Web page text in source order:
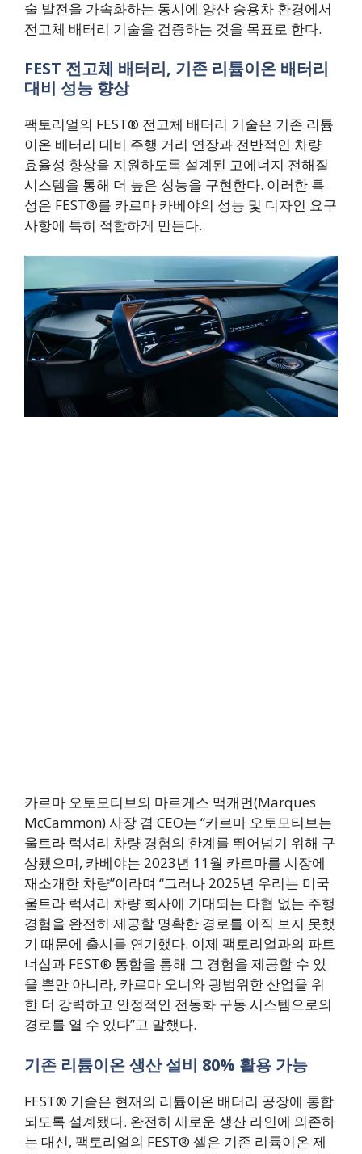
술 발전을 가속화하는 동시에 양산 승용차 환경에서
전고체 배터리 기술을 검증하는 것을 목표로 한다.
FEST 전고체 배터리, 기존 리튬이온 배터리
대비 성능 향상
팩토리얼의 FEST® 전고체 배터리 기술은 기존 리튬
이온 배터리 대비 주행 거리 연장과 전반적인 차량
효율성 향상을 지원하도록 설계된 고에너지 전해질
시스템을 통해 더 높은 성능을 구현한다. 이러한 특
성은 FEST®를 카르마 카베야의 성능 및 디자인 요구
사항에 특히 적합하게 만든다.
카르마 오토모티브의 마르케스 맥캐먼(Marques
McCammon) 사장 겸 CEO는 “카르마 오토모티브는
울트라 럭셔리 차량 경험의 한계를 뛰어넘기 위해 구
상됐으며, 카베야는 2023년 11월 카르마를 시장에
재소개한 차량”이라며 “그러나 2025년 우리는 미국
울트라 럭셔리 차량 회사에 기대되는 타협 없는 주행
경험을 완전히 제공할 명확한 경로를 아직 보지 못했
기 때문에 출시를 연기했다. 이제 팩토리얼과의 파트
너십과 FEST® 통합을 통해 그 경험을 제공할 수 있
을 뿐만 아니라, 카르마 오너와 광범위한 산업을 위
한 더 강력하고 안정적인 전동화 구동 시스템으로의
경로를 열 수 있다”고 말했다.
기존 리튬이온 생산 설비 80% 활용 가능
FEST® 기술은 현재의 리튬이온 배터리 공장에 통합
되도록 설계됐다. 완전히 새로운 생산 라인에 의존하
는 대신, 팩토리얼의 FEST® 셀은 기존 리튬이온 제